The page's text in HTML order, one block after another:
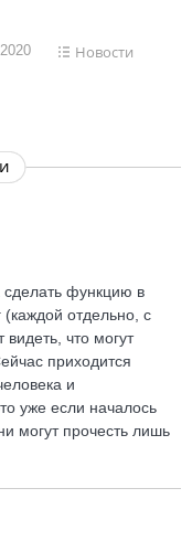
Новости
функцию в
отдельно, с
видеть, что могут
приходится
и
уже если началось
могут прочесть лишь